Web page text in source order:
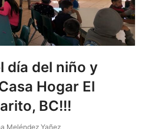
día del niño y
Hogar El
BC!!!
Meléndez Yañez